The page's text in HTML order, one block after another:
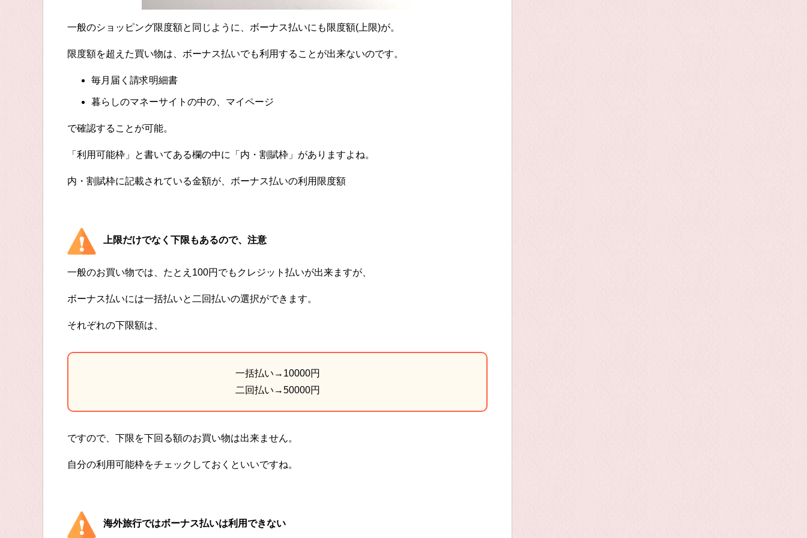
一般のショッピング限度額と同じように、ボーナス払いにも限度額(上限)が。
限度額を超えた買い物は、ボーナス払いでも利用することが出来ないのです。
毎月届く請求明細書
暮らしのマネーサイトの中の、マイページ
で確認することが可能。
「利用可能枠」と書いてある欄の中に「内・割賦枠」がありますよね。
内・割賦枠に記載されている金額が、ボーナス払いの利用限度額
上限だけでなく下限もあるので、注意
一般のお買い物では、たとえ100円でもクレジット払いが出来ますが、
ボーナス払いには一括払いと二回払いの選択ができます。
それぞれの下限額は、
一括払い→10000円
二回払い→50000円
ですので、下限を下回る額のお買い物は出来ません。
自分の利用可能枠をチェックしておくといいですね。
海外旅行ではボーナス払いは利用できない